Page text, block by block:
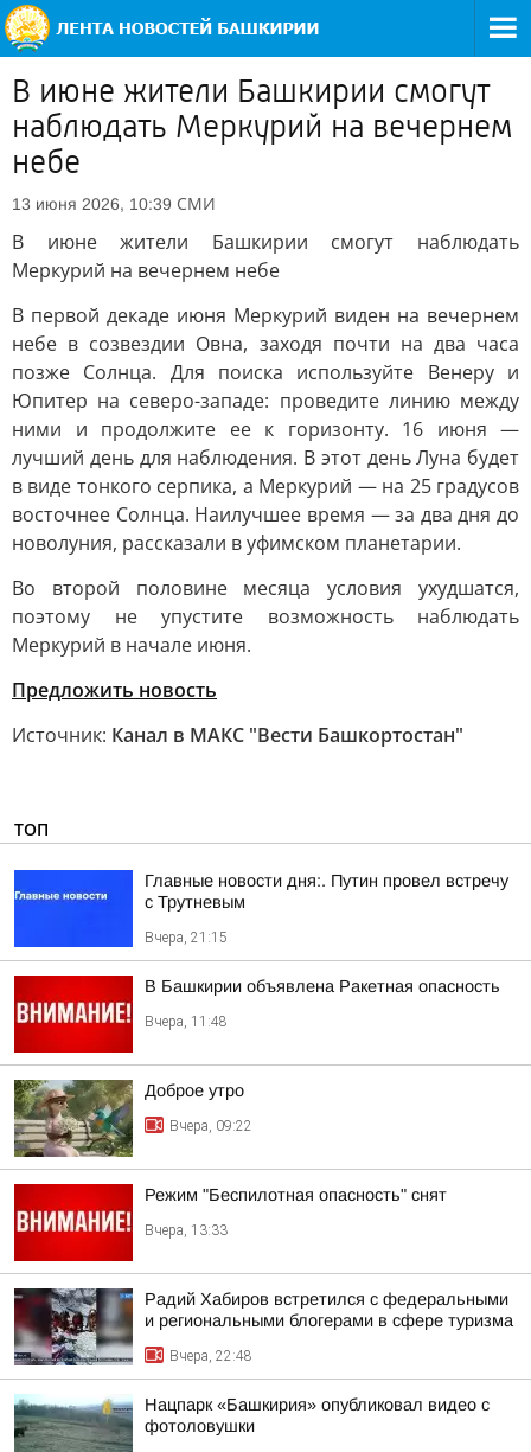
В июне жители Башкирии смогут
наблюдать Меркурий на вечернем
небе
13 июня 2026, 10:39 СМИ
В июне жители Башкирии смогут наблюдать
Меркурий на вечернем небе
В первой декаде июня Меркурий виден на вечернем
небе в созвездии Овна, заходя почти на два часа
позже Солнца. Для поиска используйте Венеру и
Юпитер на северо-западе: проведите линию между
ними и продолжите ее к горизонту. 16 июня —
лучший день для наблюдения. В этот день Луна будет
в виде тонкого серпика, а Меркурий — на 25 градусов
восточнее Солнца. Наилучшее время — за два дня до
новолуния, рассказали в уфимском планетарии.
Во второй половине месяца условия ухудшатся,
поэтому не упустите возможность наблюдать
Меркурий в начале июня.
Предложить новость
Источник: Канал в МАКС "Вести Башкортостан"
ТОП
Главные новости дня:. Путин провел встречу
с Трутневым
Вчера, 21:15
В Башкирии объявлена Ракетная опасность
Вчера, 11:48
Доброе утро
Вчера, 09:22
Режим "Беспилотная опасность" снят
Вчера, 13:33
Радий Хабиров встретился с федеральными
и региональными блогерами в сфере туризма
Вчера, 22:48
Нацпарк «Башкирия» опубликовал видео с
фотоловушки